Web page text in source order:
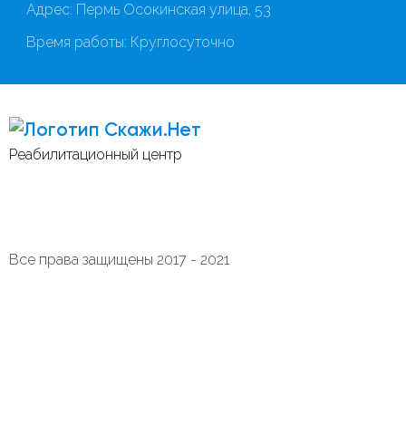
Скажи.Нет
Реабилитационный центр
Все права защищены 2017 - 2021
Адрес: Пермь Осокинская улица, 53
Время работы: Круглосуточно